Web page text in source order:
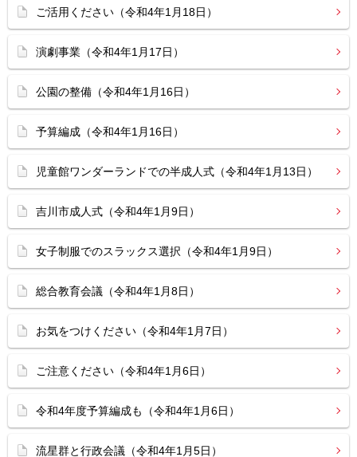
ご活用ください（令和4年1月18日）
演劇事業（令和4年1月17日）
公園の整備（令和4年1月16日）
予算編成（令和4年1月16日）
児童館ワンダーランドでの半成人式（令和4年1月13日）
吉川市成人式（令和4年1月9日）
女子制服でのスラックス選択（令和4年1月9日）
総合教育会議（令和4年1月8日）
お気をつけください（令和4年1月7日）
ご注意ください（令和4年1月6日）
令和4年度予算編成も（令和4年1月6日）
流星群と行政会議（令和4年1月5日）